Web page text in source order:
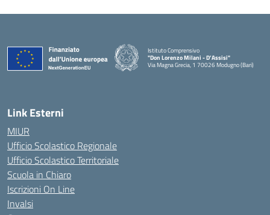
Istituto Comprensivo
"Don Lorenzo Milani - D’Assisi"
Via Magna Grecia, 1 70026 Modugno (Bari)
— Visita la pagina iniziale della scuola
Link Esterni
MIUR
Ufficio Scolastico Regionale
Ufficio Scolastico Territoriale
Scuola in Chiaro
Iscrizioni On Line
Invalsi